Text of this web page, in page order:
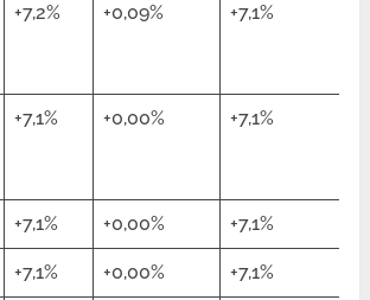
+7,2% +0,09% +7,1%
+7,1% +0,00% +7,1%
+7,1% +0,00% +7,1%
+7,1% +0,00% +7,1%